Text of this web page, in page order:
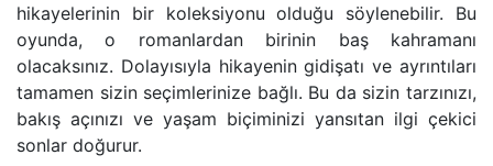
hikayelerinin bir koleksiyonu olduğu söylenebilir. Bu
oyunda, o romanlardan birinin baş kahramanı
olacaksınız. Dolayısıyla hikayenin gidişatı ve ayrıntıları
tamamen sizin seçimlerinize bağlı. Bu da sizin tarzınızı,
bakış açınızı ve yaşam biçiminizi yansıtan ilgi çekici
sonlar doğurur.